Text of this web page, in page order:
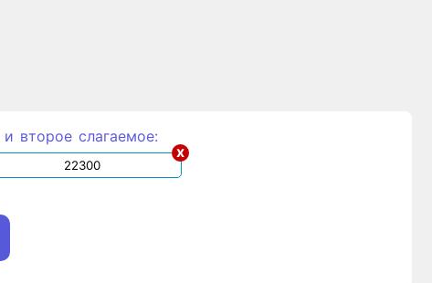
второе слагаемое:
x